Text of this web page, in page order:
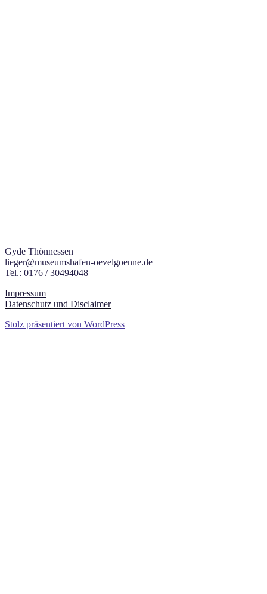
Gyde Thönnessen
lieger@museumshafen-oevelgoenne.de
Tel.: 0176 / 30494048
Impressum
Datenschutz und Disclaimer
Stolz präsentiert von WordPress